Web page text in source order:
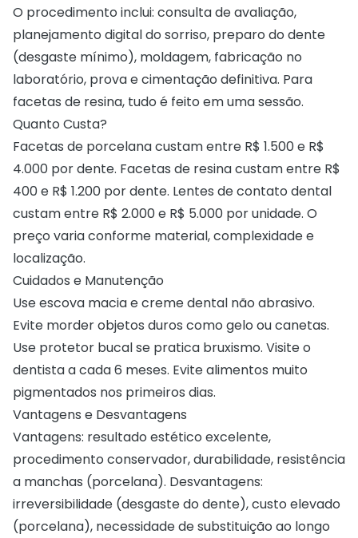
O procedimento inclui: consulta de avaliação,
planejamento digital do sorriso, preparo do dente
(desgaste mínimo), moldagem, fabricação no
laboratório, prova e cimentação definitiva. Para
facetas de resina, tudo é feito em uma sessão.
Quanto Custa?
Facetas de porcelana custam entre R$ 1.500 e R$
4.000 por dente. Facetas de resina custam entre R$
400 e R$ 1.200 por dente. Lentes de contato dental
custam entre R$ 2.000 e R$ 5.000 por unidade. O
preço varia conforme material, complexidade e
localização.
Cuidados e Manutenção
Use escova macia e creme dental não abrasivo.
Evite morder objetos duros como gelo ou canetas.
Use protetor bucal se pratica bruxismo. Visite o
dentista a cada 6 meses. Evite alimentos muito
pigmentados nos primeiros dias.
Vantagens e Desvantagens
Vantagens: resultado estético excelente,
procedimento conservador, durabilidade, resistência
a manchas (porcelana). Desvantagens:
irreversibilidade (desgaste do dente), custo elevado
(porcelana), necessidade de substituição ao longo